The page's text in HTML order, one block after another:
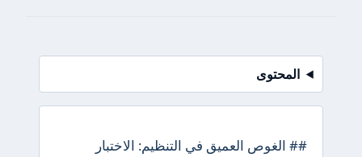
المحتوى
## الغوص العميق في التنظيم: الاختبار